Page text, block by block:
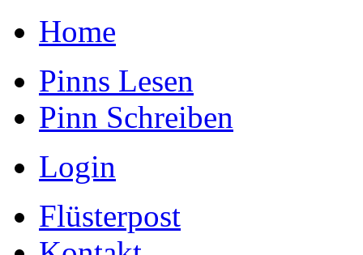
Home
Pinns Lesen
Pinn Schreiben
Login
Flüsterpost